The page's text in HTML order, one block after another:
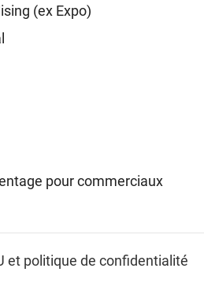
(ex Expo)
pour commerciaux
et politique de confidentialité